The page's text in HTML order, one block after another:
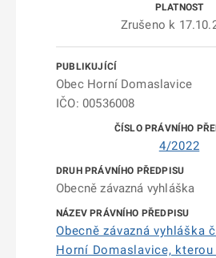
Zrušeno k
Obec Horní Domaslavice
IČO: 00536008
4/2022
Obecně závazná vyhláška
Obecně závazná vyhláška
Horní Domaslavice,